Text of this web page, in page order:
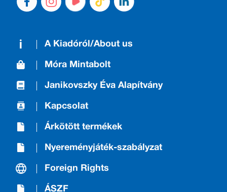
A Kiadóról/About us
Móra Mintabolt
Janikovszky Éva Alapítvány
Kapcsolat
Árkötött termékek
Nyereményjáték-szabályzat
Foreign Rights
ÁSZF